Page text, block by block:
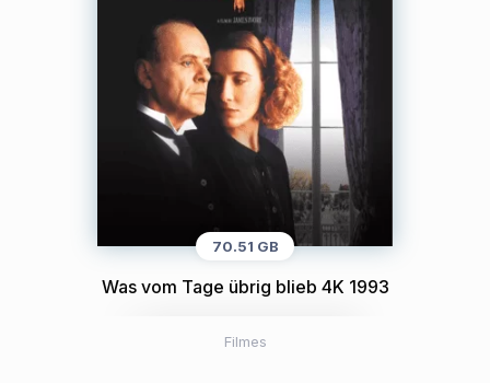
70.51 GB
Was vom Tage übrig blieb 4K 1993
Filmes